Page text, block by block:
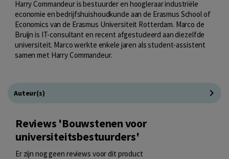
Harry Commandeur is bestuurder en hoogleraar industriële
economie en bedrijfshuishoudkunde aan de Erasmus School of
Economics van de Erasmus Universiteit Rotterdam. Marco de
Bruijn is IT-consultant en recent afgestudeerd aan diezelfde
universiteit. Marco werkte enkele jaren als student-assistent
samen met Harry Commandeur.
Auteur(s)
Reviews 'Bouwstenen voor
universiteitsbestuurders'
Er zijn nog geen reviews voor dit product